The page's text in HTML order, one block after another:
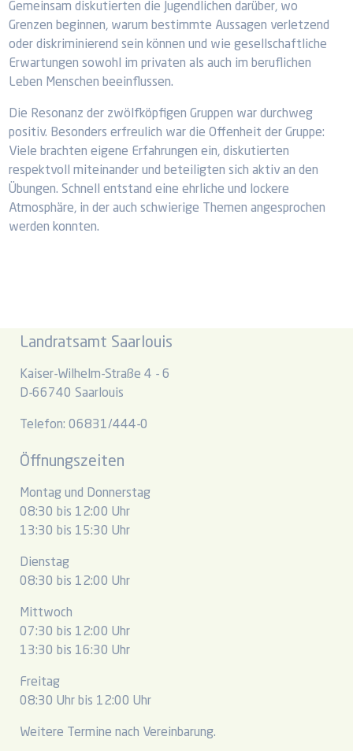
Gemeinsam diskutierten die Jugendlichen darüber, wo
Grenzen beginnen, warum bestimmte Aussagen verletzend
oder diskriminierend sein können und wie gesellschaftliche
Erwartungen sowohl im privaten als auch im beruflichen
Leben Menschen beeinflussen.
Die Resonanz der zwölfköpfigen Gruppen war durchweg
positiv. Besonders erfreulich war die Offenheit der Gruppe:
Viele brachten eigene Erfahrungen ein, diskutierten
respektvoll miteinander und beteiligten sich aktiv an den
Übungen. Schnell entstand eine ehrliche und lockere
Atmosphäre, in der auch schwierige Themen angesprochen
werden konnten.
Landratsamt Saarlouis
Kaiser-Wilhelm-Straße 4 - 6
D-66740 Saarlouis
Telefon: 06831/444-0
Öffnungszeiten
Montag und Donnerstag
08:30 bis 12:00 Uhr
13:30 bis 15:30 Uhr
Dienstag
08:30 bis 12:00 Uhr
Mittwoch
07:30 bis 12:00 Uhr
13:30 bis 16:30 Uhr
Freitag
08:30 Uhr bis 12:00 Uhr
Weitere Termine nach Vereinbarung.